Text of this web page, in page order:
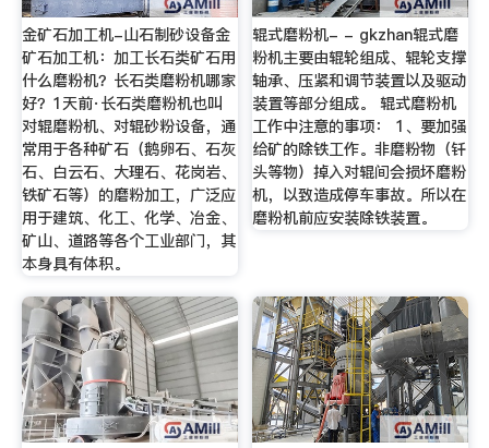
金矿石加工机-山石制砂设备金
矿石加工机：加工长石类矿石用
什么磨粉机？长石类磨粉机哪家
好？1天前·长石类磨粉机也叫
对辊磨粉机、对辊砂粉设备，通
常用于各种矿石（鹅卵石、石灰
石、白云石、大理石、花岗岩、
铁矿石等）的磨粉加工，广泛应
用于建筑、化工、化学、冶金、
矿山、道路等各个工业部门，其
本身具有体积。
辊式磨粉机- - gkzhan辊式磨
粉机主要由辊轮组成、辊轮支撑
轴承、压紧和调节装置以及驱动
装置等部分组成。 辊式磨粉机
工作中注意的事项： 1、要加强
给矿的除铁工作。非磨粉物（钎
头等物）掉入对辊间会损坏磨粉
机，以致造成停车事故。所以在
磨粉机前应安装除铁装置。